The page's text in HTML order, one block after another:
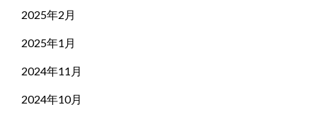
2025年2月
2025年1月
2024年11月
2024年10月